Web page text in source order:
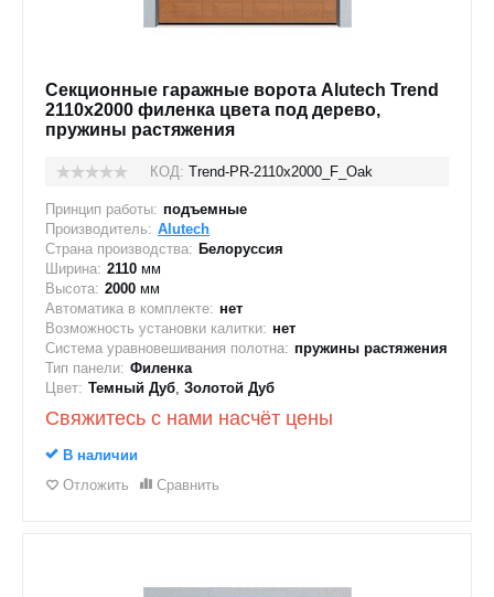
Секционные гаражные ворота Alutech Trend
2110x2000 филенка цвета под дерево,
пружины растяжения
КОД: Trend-PR-2110х2000_F_Oak
Принцип работы: подъемные
Производитель: Alutech
Страна производства: Белоруссия
Ширина: 2110 мм
Высота: 2000 мм
Автоматика в комплекте: нет
Возможность установки калитки: нет
Система уравновешивания полотна: пружины растяжения
Тип панели: Филенка
Цвет: Темный Дуб, Золотой Дуб
Свяжитесь с нами насчёт цены
В наличии
Отложить
Сравнить